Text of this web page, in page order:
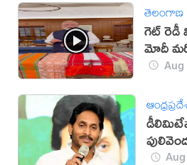
తెలంగాణ
గెట్ రెడీ
మోదీ
Aug
Aug